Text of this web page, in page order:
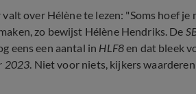
valt over Hélène te lezen: "Soms hoef
zo bewijst Hélène Hendriks. De
eens een aantal in HLF8en dat bleek
2023. Niet voor niets, kijkers